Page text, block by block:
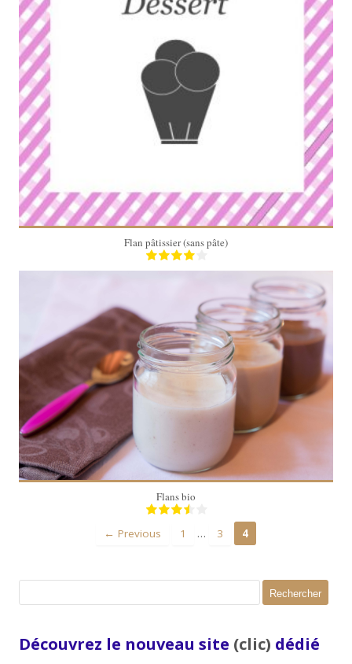
Moule à manqué de 24 cm
55 Min
Flan pâtissier (sans pâte)
3 personnes
15 Min
Flans bio
← Previous 1 … 3 4
Découvrez le nouveau site (clic) dédié